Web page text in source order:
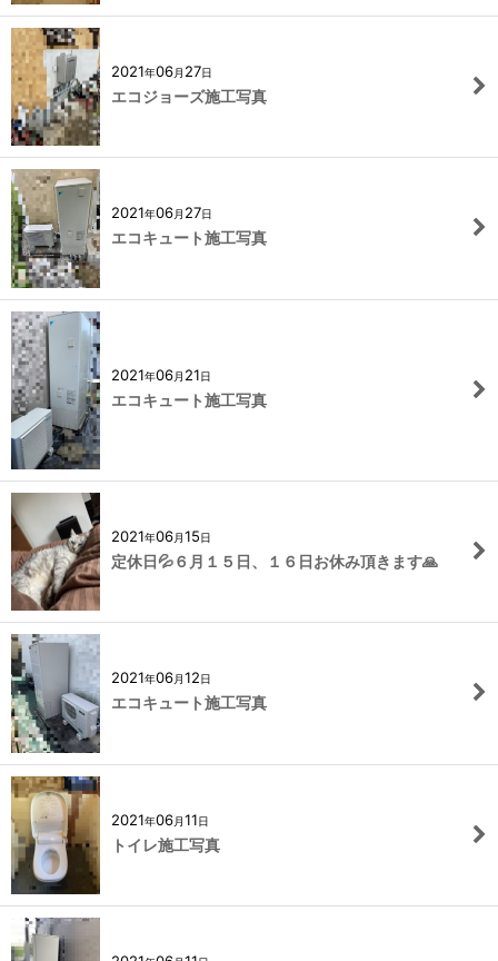
2021年06月 27日
エコジョーズ施工写真
2021年06月 27日
エコキュート施工写真
2021年06月 21日
エコキュート施工写真
2021年06月15日
定休日💦６月１５日、１６日お休み頂きます🙏
2021年06月12日
エコキュート施工写真
2021年06月11日
トイレ施工写真